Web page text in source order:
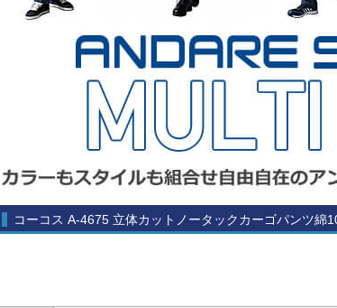
コーコス A-4675 立体カットノータックカーゴパンツ綿